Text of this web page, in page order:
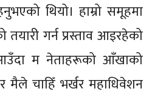
थियो। हाम्रो समूहमा
गर्न प्रस्ताव आइरहेको
आउँदा म नेताहरूको आँखाको
मैले चाहिँ भर्खर महाधिवेशन